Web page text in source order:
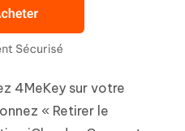
4MeKey sur votre
« Retirer le